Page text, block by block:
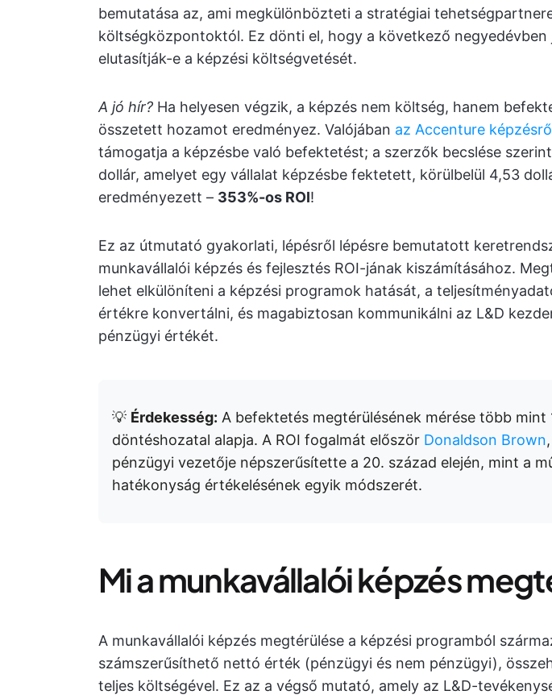
bemutatása az, ami megkülönbözteti a stratégiai
költségközpontoktól. Ez dönti el, hogy a következő negyedévben
elutasítják-e a képzési költségvetését.
A jó hír? Ha helyesen végzik, a képzés nem költség, hanem
összetett hozamot eredményez. Valójában az Accenture
támogatja a képzésbe való befektetést; a szerzők becslése
dollár, amelyet egy vállalat képzésbe fektetett, körülbelül 4,53
eredményezett – 353%-os ROI!
Ez az útmutató gyakorlati, lépésről lépésre bemutatott
munkavállalói képzés és fejlesztés ROI-jának kiszámításához.
lehet elkülöníteni a képzési programok hatását, a
értékre konvertálni, és magabiztosan kommunikálni az L&D
pénzügyi értékét.
💡 Érdekesség: A befektetés megtérülésének mérése több mint
döntéshozatal alapja. A ROI fogalmát először Donaldson Brown
pénzügyi vezetője népszerűsítette a 20. század elején, mint a
hatékonyság értékelésének egyik módszerét.
Mi a munkavállalói képzés
A munkavállalói képzés megtérülése a képzési programból
számszerűsíthető nettó érték (pénzügyi és nem pénzügyi),
teljes költségével. Ez az a végső mutató, amely az L&D-